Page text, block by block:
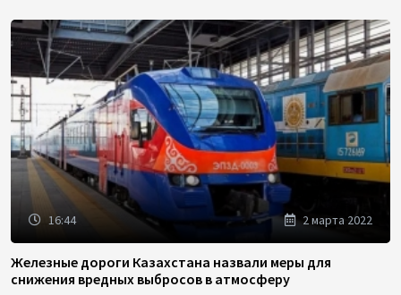
16:44 2 марта 2022
Железные дороги Казахстана назвали меры для
снижения вредных выбросов в атмосферу